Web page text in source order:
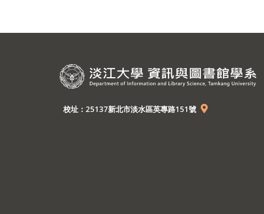
校址：25137新北市淡水區英專路151號